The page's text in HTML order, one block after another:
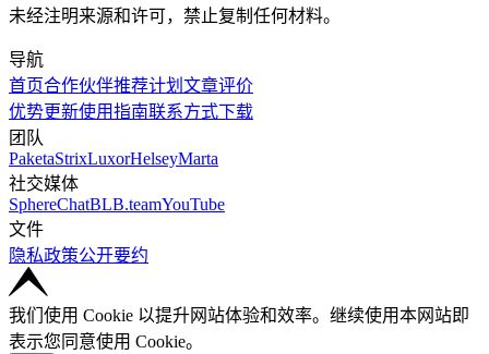
未经注明来源和许可，禁止复制任何材料。
导航
首页合作伙伴推荐计划 文章评价
优势更新使用指南联系方式下载
团队
PaketaStrixLuxorHelseyMarta
社交媒体
SphereChatBLB.teamYouTube
文件
隐私政策公开要约
我们使用 Cookie 以提升网站体验和效率。继续使用本网站即
表示您同意使用 Cookie。